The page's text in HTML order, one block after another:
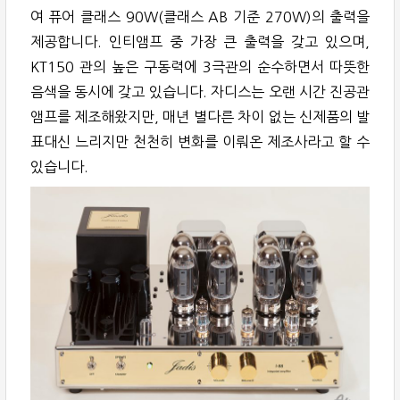
여 퓨어 클래스 90W(클래스 AB 기준 270W)의 출력을
제공합니다. 인티앰프 중 가장 큰 출력을 갖고 있으며,
KT150 관의 높은 구동력에 3극관의 순수하면서 따뜻한
음색을 동시에 갖고 있습니다. 자디스는 오랜 시간 진공관
앰프를 제조해왔지만, 매년 별다른 차이 없는 신제품의 발
표대신 느리지만 천천히 변화를 이뤄온 제조사라고 할 수
있습니다.